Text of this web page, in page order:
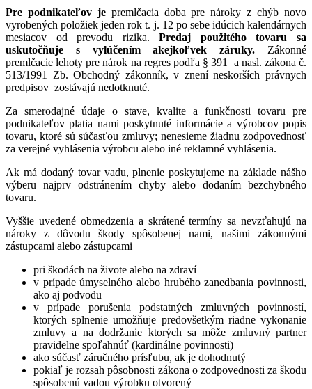
Pre podnikateľov jepremlčacia doba pre nároky z chýb novo
vyrobených položiek jeden rok t. j. 12 po sebe idúcich kalendárnych
mesiacov od prevodu rizika.Predaj použitého tovaru sa
uskutočňuje s vylúčením akejkoľvek záruky. Zákonné
premlčacie lehoty pre nárok na regres podľa § 391 a nasl. zákona č.
513/1991 Zb. Obchodný zákonník, v znení neskorších právnych
predpisov zostávajú nedotknuté.
Za smerodajné údaje o stave, kvalite a funkčnosti tovaru pre
podnikateľov platia nami poskytnuté informácie a výrobcov popis
tovaru, ktoré sú súčasťou zmluvy; nenesieme žiadnu zodpovednosť
za verejné vyhlásenia výrobcu alebo iné reklamné vyhlásenia.
Ak má dodaný tovar vadu, plnenie poskytujeme na základe nášho
výberu najprv odstránením chyby alebo dodaním bezchybného
tovaru.
Vyššie uvedené obmedzenia a skrátené termíny sa nevzťahujú na
nároky z dôvodu škody spôsobenej nami, našimi zákonnými
zástupcami alebo zástupcami
pri škodách na živote alebo na zdraví
v prípade úmyselného alebo hrubého zanedbania povinnosti,
ako aj podvodu
v prípade porušenia podstatných zmluvných povinností,
ktorých splnenie umožňuje predovšetkým riadne vykonanie
zmluvy a na dodržanie ktorých sa môže zmluvný partner
pravidelne spoľahnúť (kardinálne povinnosti)
ako súčasť záručného prísľubu, ak je dohodnutý
pokiaľ je rozsah pôsobnosti zákona o zodpovednosti za škodu
spôsobenú vadou výrobku otvorený